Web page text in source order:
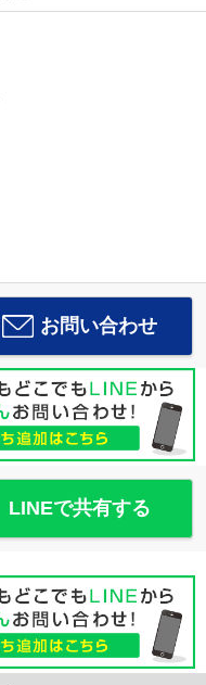
お問い合わせ
LINEで共有する